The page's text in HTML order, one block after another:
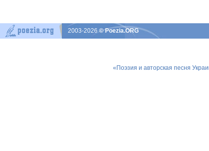
2003-2026© Poezia.ORG
«Поэзия и авторская песня